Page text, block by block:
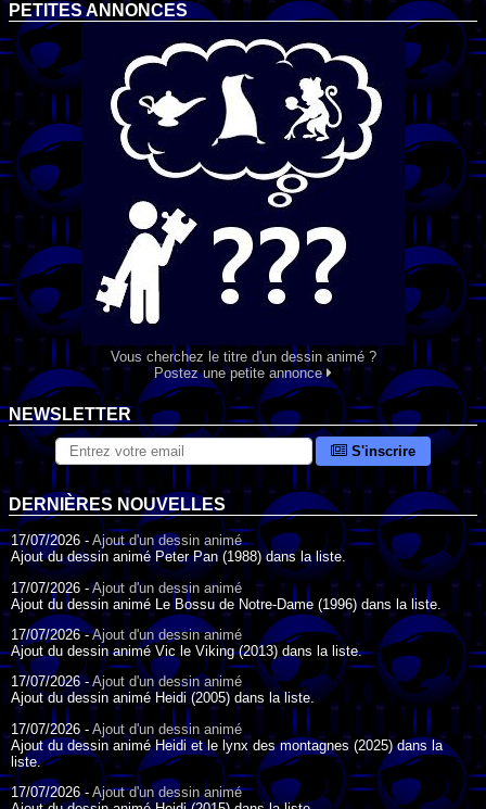
PETITES ANNONCES
Vous cherchez le titre d'un dessin animé ?
Postez une petite annonce
NEWSLETTER
S'inscrire
DERNIÈRES NOUVELLES
17/07/2026 - Ajout d'un dessin animé
Ajout du dessin animé Peter Pan (1988) dans la liste.
17/07/2026 -Ajout d'un dessin animé
Ajout du dessin animé Le Bossu de Notre-Dame (1996) dans la liste.
17/07/2026 -Ajout d'un dessin animé
Ajout du dessin animé Vic le Viking (2013) dans la liste.
17/07/2026 -Ajout d'un dessin animé
Ajout du dessin animé Heidi (2005) dans la liste.
17/07/2026 - Ajout d'un dessin animé
Ajout du dessin animé Heidi et le lynx des montagnes (2025) dans la
liste.
17/07/2026 - Ajout d'un dessin animé